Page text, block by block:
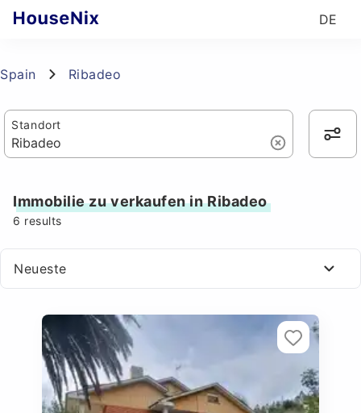
DE
Spain Ribadeo
Standort
Immobilie zu verkaufen in Ribadeo
6 results
Neueste